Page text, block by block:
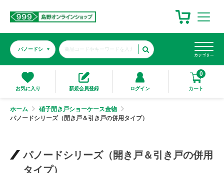
お気に入り 新規会員登録 ログイン
0
カート
ホーム
硝子開き戸ショーケース金物
パノードシリーズ（開き戸＆引き戸の併用タイプ）
パノードシリーズ（開き戸＆引き戸の併用
タイプ）